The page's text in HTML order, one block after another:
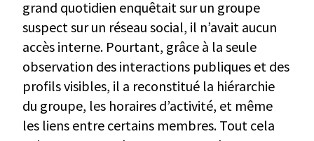
grand quotidien enquêtait sur un groupe
suspect sur un réseau social, il n’avait aucun
accès interne. Pourtant, grâce à la seule
observation des interactions publiques et des
profils visibles, il a reconstitué la hiérarchie
du groupe, les horaires d’activité, et même
les liens entre certains membres. Tout cela